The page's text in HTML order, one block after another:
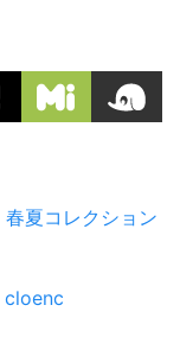
春夏コレクション
cloenc